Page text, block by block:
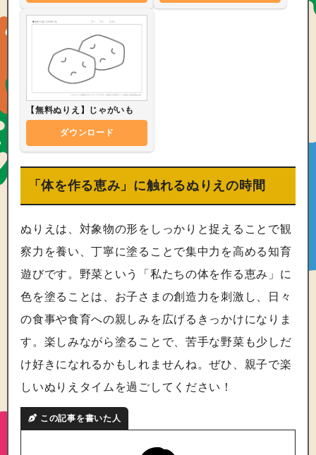
【無料ぬりえ】じゃがいも
ダウンロード
「体を作る恵み」に触れるぬりえの時間
ぬりえは、対象物の形をしっかりと捉えることで観
察力を養い、丁寧に塗ることで集中力を高める知育
遊びです。野菜という「私たちの体を作る恵み」に
色を塗ることは、お子さまの創造力を刺激し、日々
の食事や食育への親しみを広げるきっかけになりま
す。楽しみながら塗ることで、苦手な野菜も少しだ
け好きになれるかもしれませんね。ぜひ、親子で楽
しいぬりえタイムを過ごしてください！
この記事を書いた人